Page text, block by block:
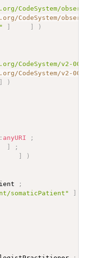
CodeSystem/
CodeSystem/
] ]
)
CodeSystem/v2-
CodeSystem/v2-
]
)
: anyURI
;
]
;
]
)
;
somaticPatient"
]